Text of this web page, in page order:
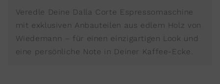
Veredle Deine Dalla Corte Espressomaschine
mit exklusiven Anbauteilen aus edlem Holz von
Wiedemann – für einen einzigartigen Look und
eine persönliche Note in Deiner Kaffee-Ecke.